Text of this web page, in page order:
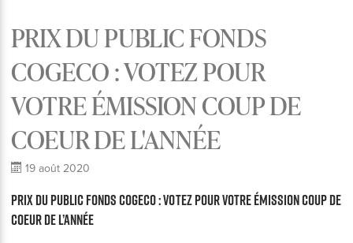
PRIX DU PUBLIC FONDS
COGECO : VOTEZ POUR
VOTRE ÉMISSION COUP DE
COEUR DE L'ANNÉE
19 août 2020
PRIX DU PUBLIC FONDS COGECO : VOTEZ POUR VOTRE ÉMISSION COUP DE
COEUR DE L’ANNÉE